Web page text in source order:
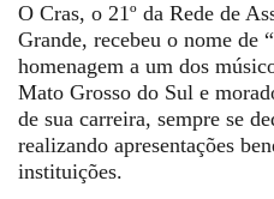
O Cras, o 21º da Rede de
Grande, recebeu o nome de
homenagem a um dos
Mato Grosso do Sul e
de sua carreira, sempre se
realizando apresentações
instituições.